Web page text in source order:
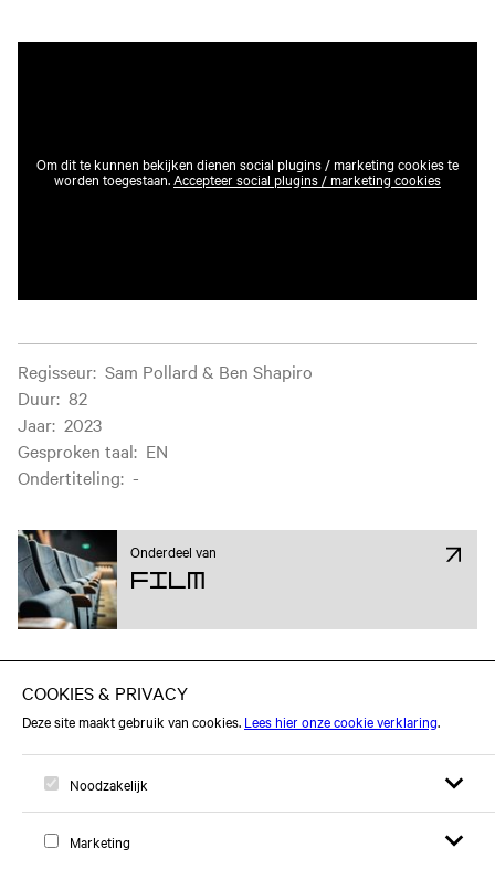
Om dit te kunnen bekijken dienen social plugins / marketing cookies te
worden toegestaan.Accepteer social plugins / marketing cookies
Filminformatie
Regisseur: Sam Pollard & Ben Shapiro
Duur: 82
Jaar: 2023
Gesproken taal: EN
Ondertiteling: -
Onderdeel van
Film